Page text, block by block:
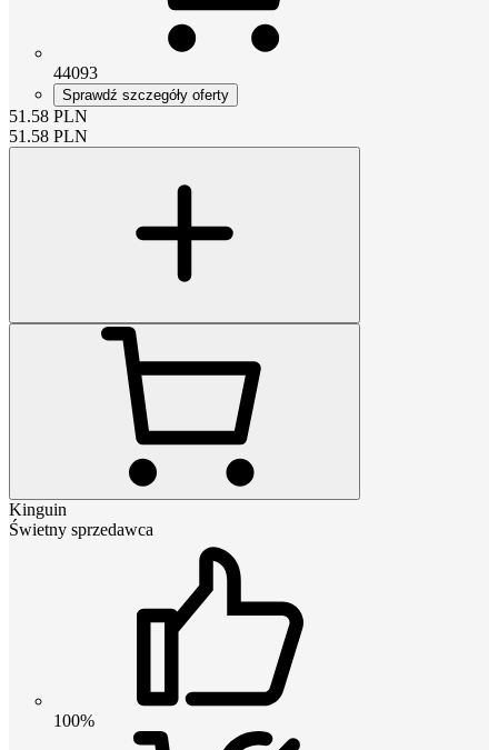
44093
Sprawdź szczegóły oferty
51.58 PLN
51.58 PLN
Kinguin
Świetny sprzedawca
100%